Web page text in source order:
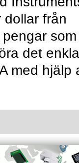
dollar från
som
det
med hjälp